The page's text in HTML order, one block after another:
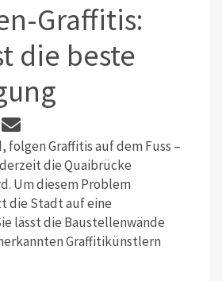
Graffitis:
die beste
folgen Graffitis auf dem Fuss –
die Quaibrücke
Um diesem Problem
die Stadt auf eine
lässt die Baustellenwände
Graffitikünstlern